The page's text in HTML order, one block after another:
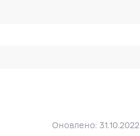
Оновлено: 31.10.2022